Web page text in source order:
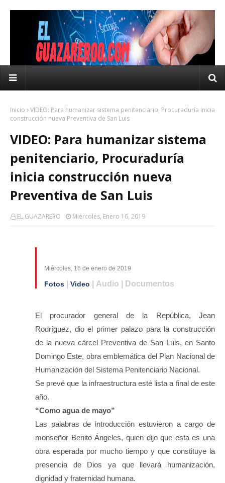
Inicio
VIDEO: Para humanizar sistema penitenciario, Procuraduría inicia
construcción nueva Preventiva de San Luis
VIDEO: Para humanizar sistema
penitenciario, Procuraduría
inicia construcción nueva
Preventiva de San Luis
EL GUAZARERO Miércoles, Enero 16, 2019
Miércoles, 16 de enero de 2019
Fotos Video | Audio | Documentos
El procurador general de la República, Jean
Rodríguez, dio el primer palazo para la construcción
de la nueva cárcel Preventiva de San Luis, en Santo
Domingo Este, obra emblemática del Plan Nacional de
Humanización del Sistema Penitenciario Nacional.
Se prevé que la infraestructura esté lista a final de este
año.
“Como agua de mayo”
Las palabras de introducción estuvieron a cargo de
monseñor Benito Ángeles, quien dijo que esta es una
obra esperada por mucho tiempo y que constituye la
presencia de Dios ya que llevará humanización,
dignidad y fraternidad humana.